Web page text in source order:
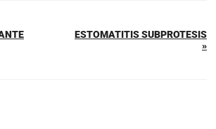
ESTOMATITIS SUBPROTESIS
»